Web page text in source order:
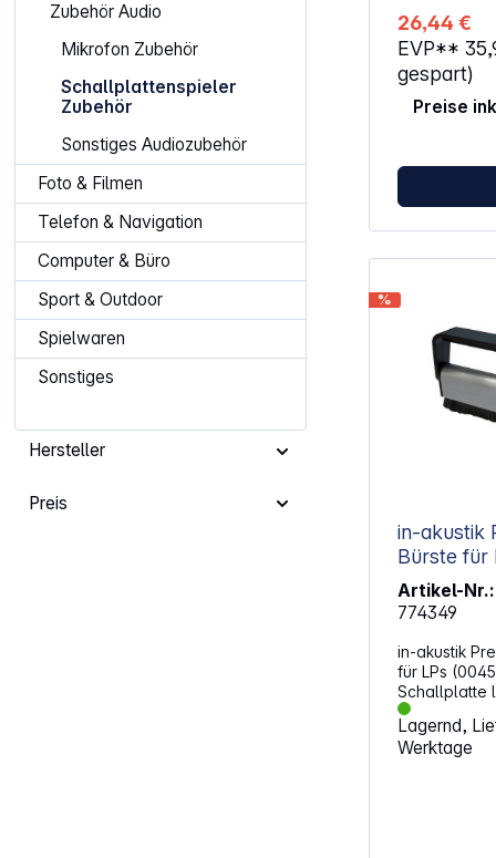
Zubehör Audio
Mikrofon Zubehör
Schallplattenspieler
Zubehör
Sonstiges Audiozubehör
Foto & Filmen
Telefon & Navigation
Computer & Büro
Sport & Outdoor
Spielwaren
Sonstiges
Hersteller
Preis
verhindert.
Abspielen.
Ecken
Innenhüllen
Papierhüllen
Innenhüllen Anzahl: 25 Stück
Antistatisch innenliegende HDPE Folie
abgekantet
26,44 €
EVP**
gespart)
Preise
%
in-akustik
Artikel-Nr.:
774349
in-akustik
für LPs
Schallplatte
statische
Staubfilm ab.
ungünstig
Lagernd,
Werktage